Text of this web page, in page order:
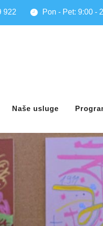
922 Pon - Pet: 9:00 -
Naše usluge